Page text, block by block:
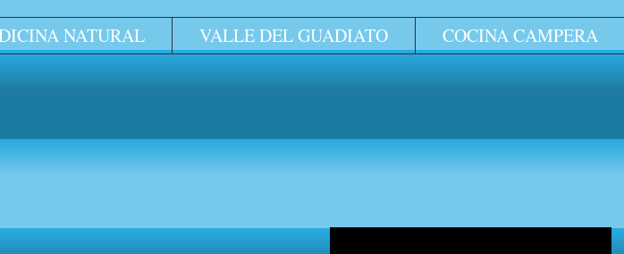
NATURAL VALLE DEL GUADIATO
COCINA CAMPERA